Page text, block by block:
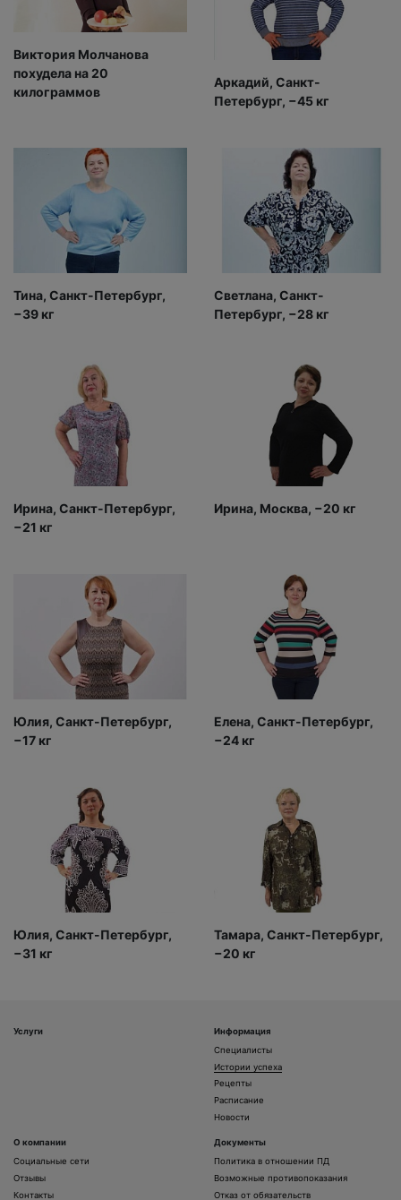
Виктория Молчанова
похудела на 20
килограммов
Аркадий, Санкт-
Петербург, −45 кг
Тина, Санкт-Петербург,
−39 кг
Светлана, Санкт-
Петербург, −28 кг
Ирина, Санкт-Петербург,
−21 кг
Ирина, Москва, −20 кг
Юлия, Санкт-Петербург,
−17 кг
Елена, Санкт-Петербург,
−24 кг
Юлия, Санкт-Петербург,
−31 кг
Тамара, Санкт-Петербург,
−20 кг
Услуги
Информация
Специалисты
Истории успеха
Рецепты
Расписание
Новости
О компании
Социальные сети
Отзывы
Контакты
Документы
Политика в отношении ПД
Возможные противопоказания
Отказ от обязательств